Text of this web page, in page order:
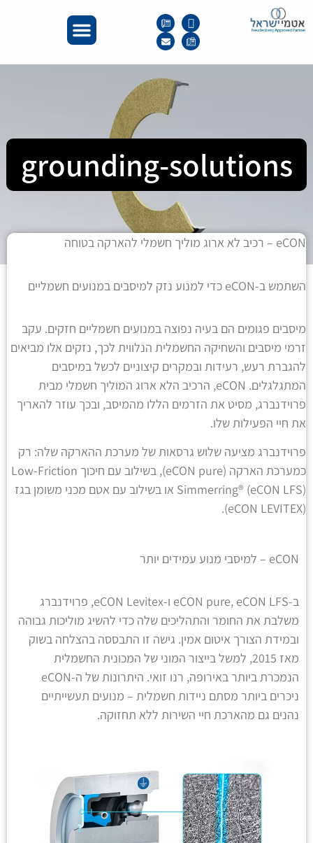
grounding-solutions
eCON – רכיב לא ארוג מוליך חשמלי להארקה בטוחה
השתמש ב-eCON כדי למנוע נזק למיסבים במנועים חשמליים
מיסבים פגומים הם בעיה נפוצה במנועים חשמליים חזקים. עקב
זרמי מיסבים והשחיקה החשמלית הנלווית לכך, נזקים אלו מביאים
להגברת רעש, רעידות ובמקרים קיצוניים לכשל במיסבים
המתגלגלים. eCON, הרכיב הלא ארוג המוליך חשמלי מבית
פרוידנברג, מסיט את הזרמים הללו מהמיסב, ובכך עוזר להאריך
את חיי הפעילות שלו.
פרוידנברג מציעה שלוש גרסאות של מערכת ההארקה שלה: רק
כמערכת הארקה (eCON pure), בשילוב עם חיכוך Low-Friction
Simmerring® (eCON LFS) או בשילוב עם אטם מכני משומן בגז
(eCON LEVITEX).
eCON – למיסבי מנוע עמידים יותר
ב-eCON pure, eCON LFS ו-eCON Levitex, פרוידנברג
משלבת את החומר והתהליכים שלה כדי להשיג מוליכות גבוהה
ובמידת הצורך איטום אמין. גישה זו התבססה בהצלחה בשוק
מאז 2015, למשל בייצור המוני של המכונית החשמלית
הנמכרת ביותר באירופה, רנו זואי. היתרונות של ה-eCON
ניכרים ביותר מסתם ניידות חשמלית – מנועים תעשייתיים
נהנים גם מהארכת חיי השירות ללא תחזוקה.